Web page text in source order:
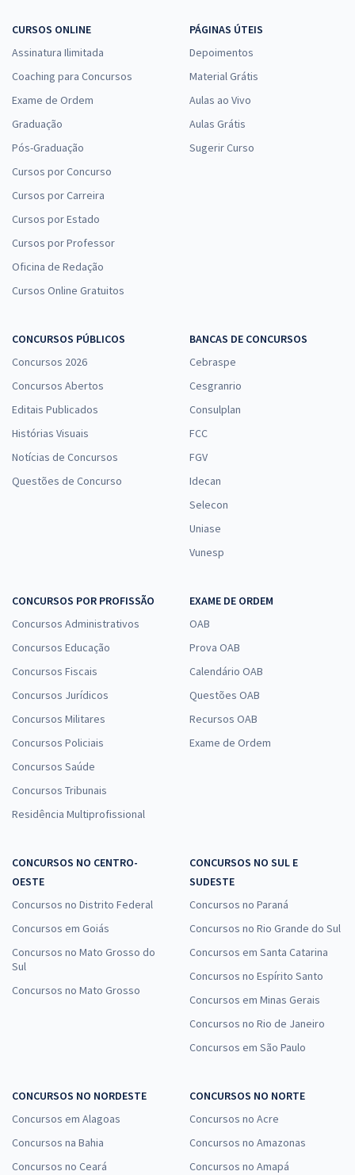
CURSOS ONLINE
Assinatura Ilimitada
Coaching para Concursos
Exame de Ordem
Graduação
Pós-Graduação
Cursos por Concurso
Cursos por Carreira
Cursos por Estado
Cursos por Professor
Oficina de Redação
Cursos Online Gratuitos
PÁGINAS ÚTEIS
Depoimentos
Material Grátis
Aulas ao Vivo
Aulas Grátis
Sugerir Curso
CONCURSOS PÚBLICOS
Concursos 2026
Concursos Abertos
Editais Publicados
Histórias Visuais
Notícias de Concursos
Questões de Concurso
BANCAS DE CONCURSOS
Cebraspe
Cesgranrio
Consulplan
FCC
FGV
Idecan
Selecon
Uniase
Vunesp
CONCURSOS POR PROFISSÃO
Concursos Administrativos
Concursos Educação
Concursos Fiscais
Concursos Jurídicos
Concursos Militares
Concursos Policiais
Concursos Saúde
Concursos Tribunais
Residência Multiprofissional
EXAME DE ORDEM
OAB
Prova OAB
Calendário OAB
Questões OAB
Recursos OAB
Exame de Ordem
CONCURSOS NO CENTRO-
OESTE
Concursos no Distrito Federal
Concursos em Goiás
Concursos no Mato Grosso do
Sul
Concursos no Mato Grosso
CONCURSOS NO SUL E
SUDESTE
Concursos no Paraná
Concursos no Rio Grande do Sul
Concursos em Santa Catarina
Concursos no Espírito Santo
Concursos em Minas Gerais
Concursos no Rio de Janeiro
Concursos em São Paulo
CONCURSOS NO NORDESTE
Concursos em Alagoas
Concursos na Bahia
Concursos no Ceará
CONCURSOS NO NORTE
Concursos no Acre
Concursos no Amazonas
Concursos no Amapá